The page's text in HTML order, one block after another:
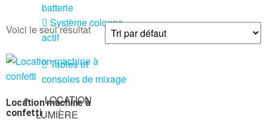
batterie
Système colonne
actif
Tables et
consoles de mixage
LOCATION
LUMIÈRE
Voici le seul résultat
Location machine à
confetti